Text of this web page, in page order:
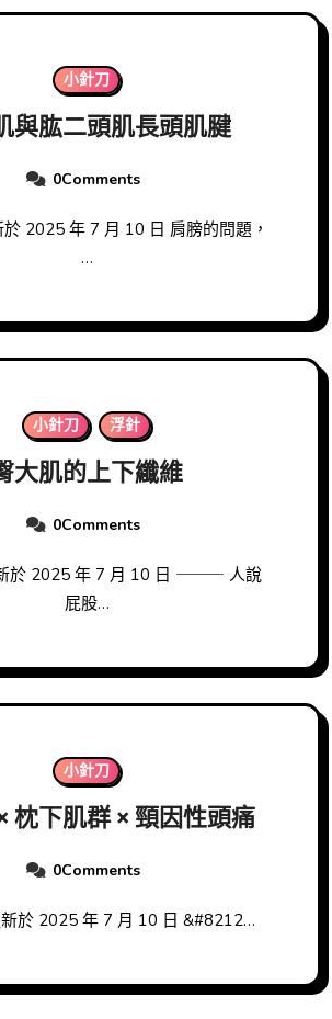
小針刀
與肱二頭肌長頭肌腱
0Comments
…
小針刀 浮針
大肌的上下纖維
0Comments
屁股…
小針刀
枕下肌群 × 頸因性頭痛
0Comments
新於 2025 年 7 月 10 日 &#8212…